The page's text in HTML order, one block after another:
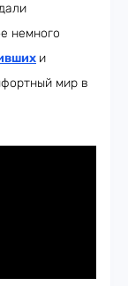
немного
и
мир в